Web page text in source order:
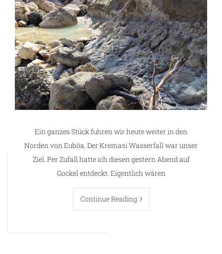
Ein ganzes Stück fuhren wir heute weiter in den
Norden von Euböa. Der Kremasi Wasserfall war unser
Ziel. Per Zufall hatte ich diesen gestern Abend auf
Gockel entdeckt. Eigentlich wären
Continue Reading